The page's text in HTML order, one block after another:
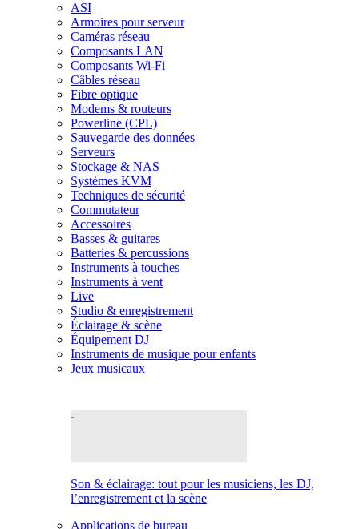
ASI
Armoires pour serveur
Caméras réseau
Composants LAN
Composants Wi-Fi
Câbles réseau
Fibre optique
Modems & routeurs
Powerline (CPL)
Sauvegarde des données
Serveurs
Stockage & NAS
Systèmes KVM
Techniques de sécurité
Commutateur
Accessoires
Basses & guitares
Batteries & percussions
Instruments à touches
Instruments à vent
Live
Studio & enregistrement
Éclairage & scène
Équipement DJ
Instruments de musique pour enfants
Jeux musicaux
Son & éclairage: tout pour les musiciens, les DJ,
l’enregistrement et la scène
Applications de bureau